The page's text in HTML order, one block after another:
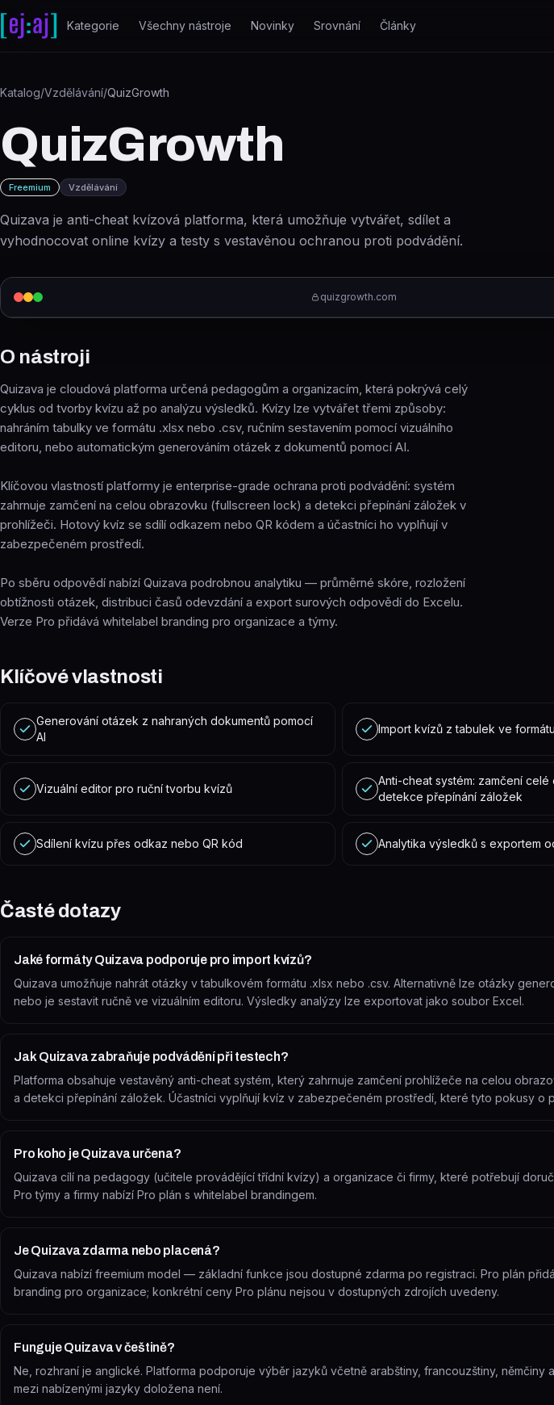
Přeskočit na obsah
Kategorie Všechny nástroje Novinky Srovnání Články
Katalog/Vzdělávání/QuizGrowth
QuizGrowth
Freemium Vzdělávání
Quizava je anti-cheat kvízová platforma, která umožňuje vytvářet, sdílet a
vyhodnocovat online kvízy a testy s vestavěnou ochranou proti podvádění.
quizgrowth.com
O nástroji
Quizava je cloudová platforma určená pedagogům a organizacím, která pokrývá celý
cyklus od tvorby kvízu až po analýzu výsledků. Kvízy lze vytvářet třemi způsoby:
nahráním tabulky ve formátu .xlsx nebo .csv, ručním sestavením pomocí vizuálního
editoru, nebo automatickým generováním otázek z dokumentů pomocí AI.
Klíčovou vlastností platformy je enterprise-grade ochrana proti podvádění: systém
zahrnuje zamčení na celou obrazovku (fullscreen lock) a detekci přepínání záložek v
prohlížeči. Hotový kvíz se sdílí odkazem nebo QR kódem a účastníci ho vyplňují v
zabezpečeném prostředí.
Po sběru odpovědí nabízí Quizava podrobnou analytiku — průměrné skóre, rozložení
obtížnosti otázek, distribuci časů odevzdání a export surových odpovědí do Excelu.
Verze Pro přidává whitelabel branding pro organizace a týmy.
Klíčové vlastnosti
Generování otázek z nahraných dokumentů pomocí
AI
Import kvízů z tabulek ve
Vizuální editor pro ruční tvorbu kvízů
Anti-cheat systém: zamčení
detekce přepínání záložek
Sdílení kvízu přes odkaz nebo QR kód Analytika výsledků s exportem
Časté dotazy
Jaké formáty Quizava podporuje pro import kvízů?
Quizava umožňuje nahrát otázky v tabulkovém formátu .xlsx nebo .csv. Alternativně lze otázky
nebo je sestavit ručně ve vizuálním editoru. Výsledky analýzy lze exportovat jako soubor Excel.
Jak Quizava zabraňuje podvádění při testech?
Platforma obsahuje vestavěný anti-cheat systém, který zahrnuje zamčení prohlížeče na celou
a detekci přepínání záložek. Účastníci vyplňují kvíz v zabezpečeném prostředí, které tyto pokusy o
Pro koho je Quizava určena?
Quizava cílí na pedagogy (učitele provádějící třídní kvízy) a organizace či firmy, které potřebují
Pro týmy a firmy nabízí Pro plán s whitelabel brandingem.
Je Quizava zdarma nebo placená?
Quizava nabízí freemium model — základní funkce jsou dostupné zdarma po registraci. Pro plán
branding pro organizace; konkrétní ceny Pro plánu nejsou v dostupných zdrojích uvedeny.
Funguje Quizava v češtině?
Ne, rozhraní je anglické. Platforma podporuje výběr jazyků včetně arabštiny, francouzštiny, němčiny
mezi nabízenými jazyky doložena není.